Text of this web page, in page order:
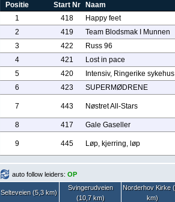
Positie Start Nr
Naam
1
418
Happy feet
2
419
Team Blodsmak I Munnen
3
422
Russ 96
4
421
Lost in pace
5
420
Intensiv, Ringerike sykehus
6
423 SUPERMØDRENE
7 443 Nøstret All-Stars
8 417 Gale Gaseller
9 445 Løp, kjerring, løp
auto follow leiders: OP
Selteveien (5,3 km)
Svingerudveien
(10,7 km)
Norderhov Kirke
km)